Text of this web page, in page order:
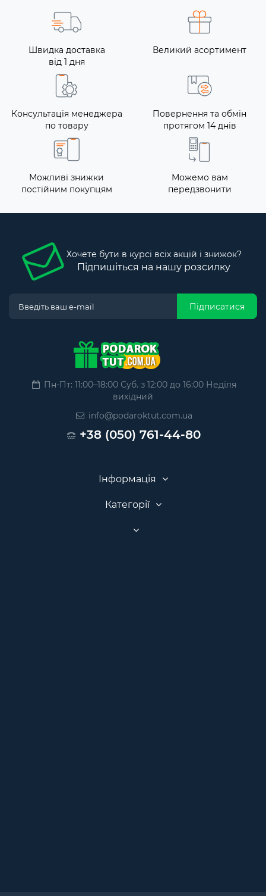
Швидка доставка
від 1 дня
Великий асортимент
Консультація менеджера
по товару
Повернення та обмін
протягом 14 днів
Можливі знижки
постійним покупцям
Можемо вам
передзвонити
Хочете бути в курсі всіх акцій і знижок?
Підпишіться на нашу розсилку
Підписатися
Пн-Пт: 11:00–18:00 Суб. з 12:00 до 16:00 Неділя
вихідний
info@podaroktut.com.ua
+38 (050) 761-44-80
Інформація
Категорії